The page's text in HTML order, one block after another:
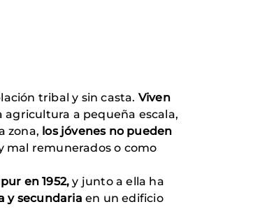
tribal y sin casta. Viven
agricultura a pequeña escala,
zona, los jóvenes no pueden
mal remunerados o como
en 1952, y junto a ella ha
y secundaria en un edificio